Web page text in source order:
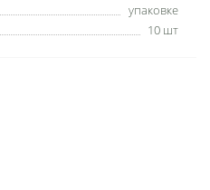
упаковке
10 шт